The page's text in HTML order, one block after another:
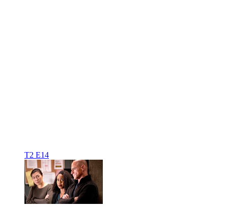
T2 E14